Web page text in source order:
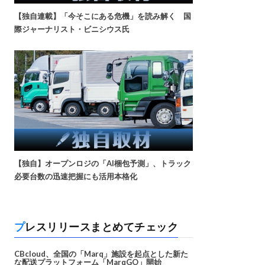
【独自連載】「今そこにある危機」を読み解く 国
際ジャーナリスト・ビニシウス氏
【独自】オープンロジの「AI梱包予測」、トラック
必要台数の迅速把握にも活用本格化
プレスリリースまとめてチェック
CBcloud、全国の「Marq」施設を起点とした新た
な配送プラットフォーム「MarqGO」開始